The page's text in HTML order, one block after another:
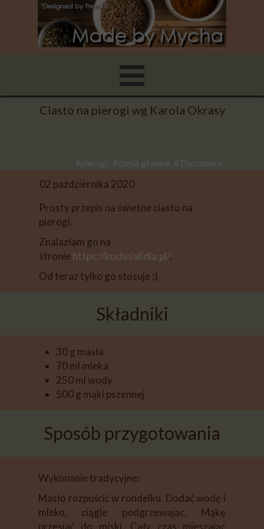
#pierogi, #dania główne, #Thermomix
02 października 2020
Ciasto na pierogi wg Karola Okrasy
Prosty przepis na świetne ciasto na
pierogi.
Znalazłam go na
stronie https://kuchnialidla.pl/.
Od teraz tylko go stosuje ;)
Składniki
30 g masła
70 ml mleka
250 ml wody
500 g mąki pszennej
Sposób przygotowania
Wykonanie tradycyjne:
Masło rozpuścić w rondelku. Dodać wodę i
mleko, ciągle podgrzewając. Mąkę
przesiać do miski. Cały czas mieszając